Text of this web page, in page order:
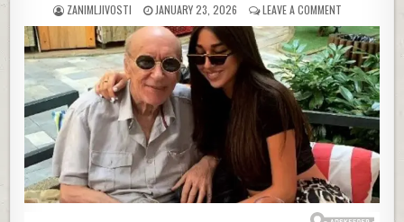
AUTHOR:
ZANIMLJIVOSTI
PUBLISHED
DATE:
JANUARY 23, 2026 LEAVE A COMMENT
ROĐENU
DECU
OSTAVIO
BEZ
NASLEDSTVA:
NAŠ
PEVAČ
JE
KUĆU
I
DVA
STANA
OSTAVIO